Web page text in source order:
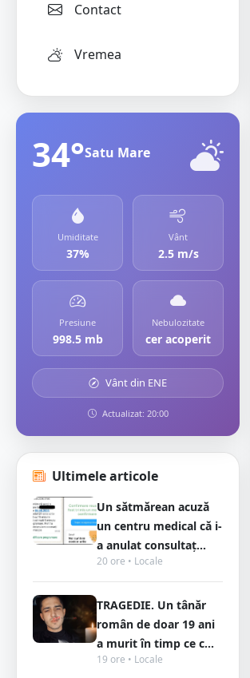
Contact
Vremea
34°Satu Mare
Umiditate
37%
Vânt
2.5 m/s
Presiune
998.5 mb
Nebulozitate
cer acoperit
Vânt din ENE
Actualizat: 20:00
Ultimele articole
Un sătmărean acuză
un centru medical că i-
a anulat consultaț...
20 ore • Locale
TRAGEDIE. Un tânăr
român de doar 19 ani
a murit în timp ce c...
19 ore • Locale